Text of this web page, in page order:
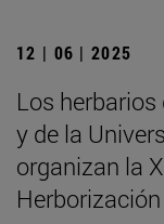
12 | 06 | 2025
Los
y de la
organizan la